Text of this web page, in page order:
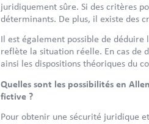
juridiquement sûre. Si des critères
déterminants. De plus, il existe des
Il est également possible de
reflète la situation réelle. En cas de
ainsi les dispositions théoriques du
Quelles sont les possibilités en
fictive ?
Pour obtenir une sécurité juridique